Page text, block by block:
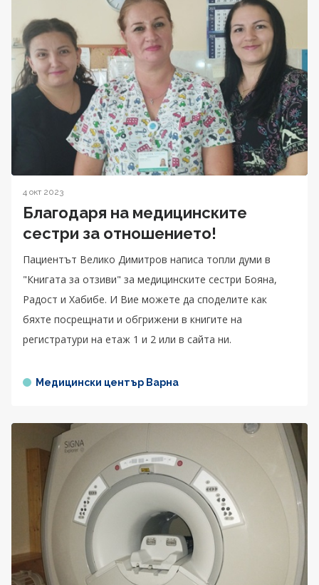
4 окт 2023
Благодаря на медицинските
сестри за отношението!
Пациентът Велико Димитров написа топли думи в
"Книгата за отзиви" за медицинските сестри Бояна,
Радост и Хабибе. И Вие можете да споделите как
бяхте посрещнати и обгрижени в книгите на
регистратури на етаж 1 и 2 или в сайта ни.
Медицински център Варна